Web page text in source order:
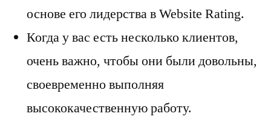
основе его лидерства в Website Rating.
Когда у вас есть несколько клиентов,
очень важно, чтобы они были довольны,
своевременно выполняя
высококачественную работу.